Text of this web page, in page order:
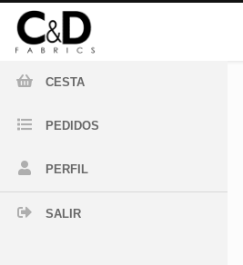
CESTA
PEDIDOS
PERFIL
SALIR